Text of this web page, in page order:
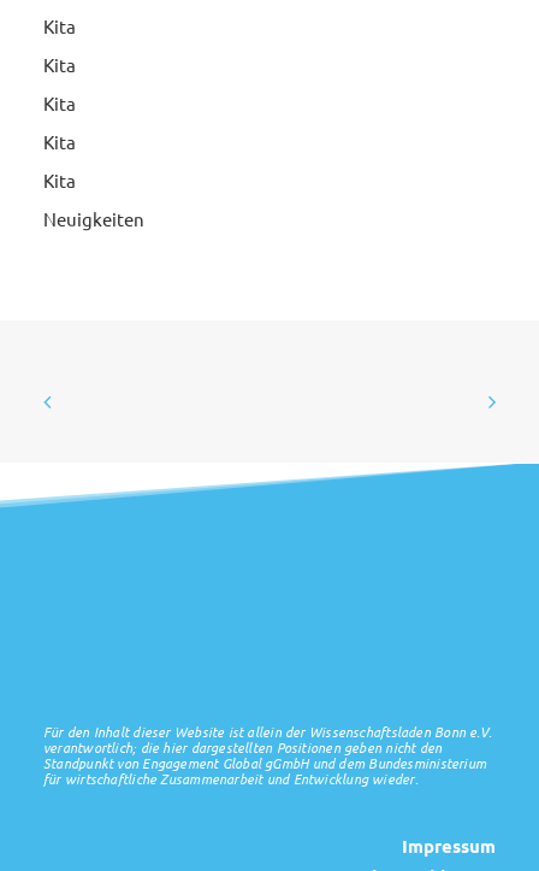
Kita
Kita
Kita
Kita
Kita
Neuigkeiten
Für den Inhalt dieser Website ist allein der Wissenschaftsladen Bonn e.V.
verantwortlich; die hier dargestellten Positionen geben nicht den
Standpunkt von Engagement Global gGmbH und dem Bundesministerium
für wirtschaftliche Zusammenarbeit und Entwicklung wieder.
Impressum